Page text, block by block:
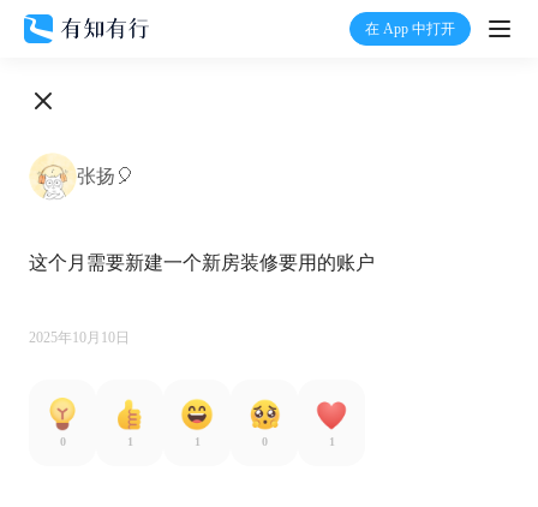
在 App 中打开
打
有行
加入我们
张扬🎈
这个月需要新建一个新房装修要用的账户
2025年10月10日
0 1 1 0 1